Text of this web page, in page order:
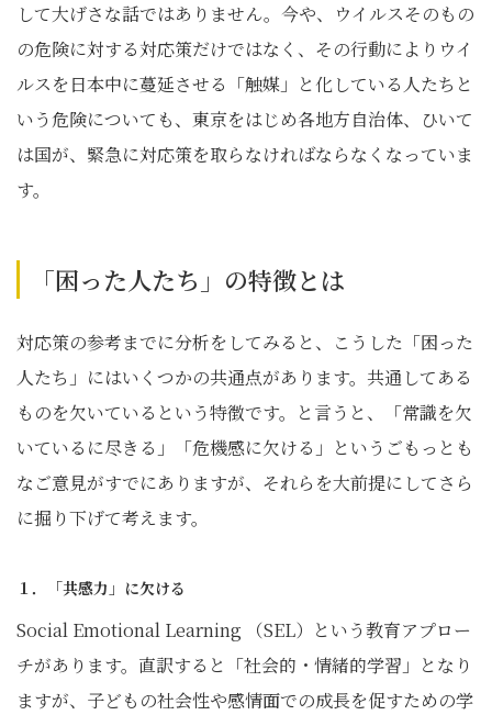
して大げさな話ではありません。今や、ウイルスそのもの
の危険に対する対応策だけではなく、その行動によりウイ
ルスを日本中に蔓延させる「触媒」と化している人たちと
いう危険についても、東京をはじめ各地方自治体、ひいて
は国が、緊急に対応策を取らなければならなくなっていま
す。
「困った人たち」の特徴とは
対応策の参考までに分析をしてみると、こうした「困った
人たち」にはいくつかの共通点があります。共通してある
ものを欠いているという特徴です。と言うと、「常識を欠
いているに尽きる」「危機感に欠ける」というごもっとも
なご意見がすでにありますが、それらを大前提にしてさら
に掘り下げて考えます。
１．「共感力」に欠ける
Social Emotional Learning （SEL）という教育アプロー
チがあります。直訳すると「社会的・情緒的学習」となり
ますが、子どもの社会性や感情面での成長を促すための学